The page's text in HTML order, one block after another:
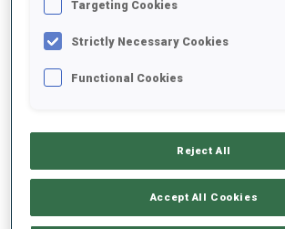
TIR DEBOUT
DONNÉES NON DISPONIBLES
Targeting Cookies
Strictly Necessary Cookies
Functional Cookies
Reject All
Accept All Cookies